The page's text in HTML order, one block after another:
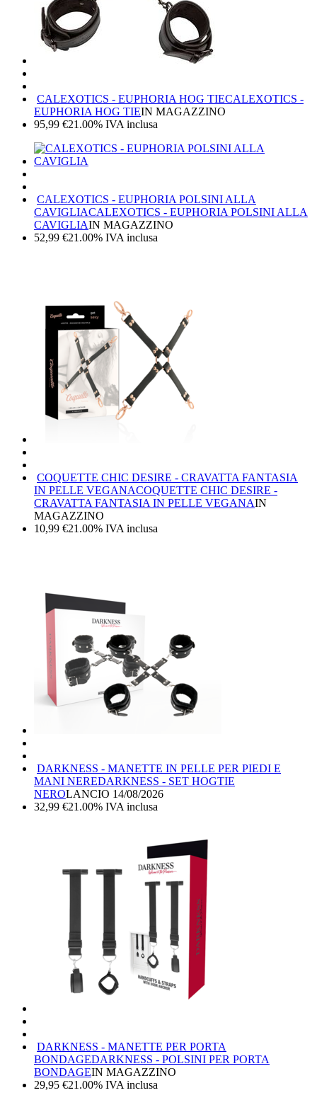
CALEXOTICS - EUPHORIA HOG TIECALEXOTICS -
EUPHORIA HOG TIEIN MAGAZZINO
95,99 €21.00% IVA inclusa
CALEXOTICS - EUPHORIA POLSINI ALLA
CAVIGLIACALEXOTICS - EUPHORIA POLSINI ALLA
CAVIGLIAIN MAGAZZINO
52,99 €21.00% IVA inclusa
COQUETTE CHIC DESIRE - CRAVATTA FANTASIA
IN PELLE VEGANACOQUETTE CHIC DESIRE -
CRAVATTA FANTASIA IN PELLE VEGANAIN
MAGAZZINO
10,99 €21.00% IVA inclusa
DARKNESS - MANETTE IN PELLE PER PIEDI E
MANI NEREDARKNESS - SET HOGTIE
NEROLANCIO 14/08/2026
32,99 €21.00% IVA inclusa
DARKNESS - MANETTE PER PORTA
BONDAGEDARKNESS - POLSINI PER PORTA
BONDAGEIN MAGAZZINO
29,95 €21.00% IVA inclusa